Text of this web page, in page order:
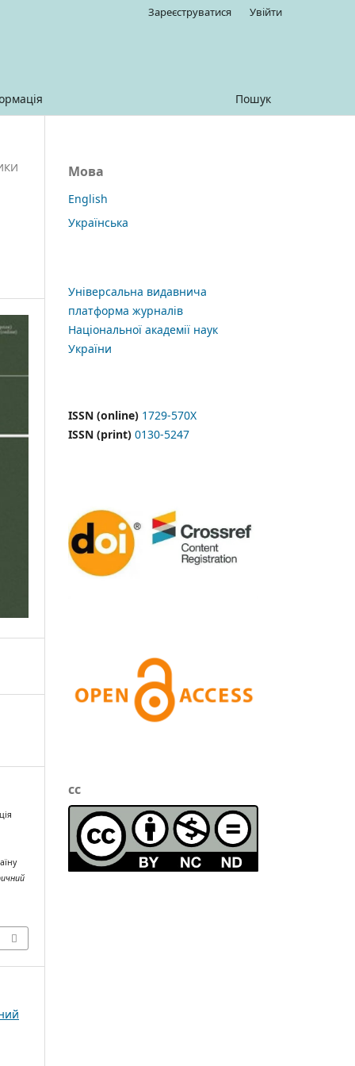
Пошук
Зареєструватися Увійти
Мова
English
Українська
Універсальна видавнича
платформа журналів
Національної академії наук
України
ISSN (online) 1729-570X
ISSN (print) 0130-5247
cc